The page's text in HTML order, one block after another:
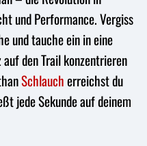
und Performance. Vergiss
und tauche ein in eine
den Trail konzentrieren
Schlaucherreichst du
jede Sekunde auf deinem